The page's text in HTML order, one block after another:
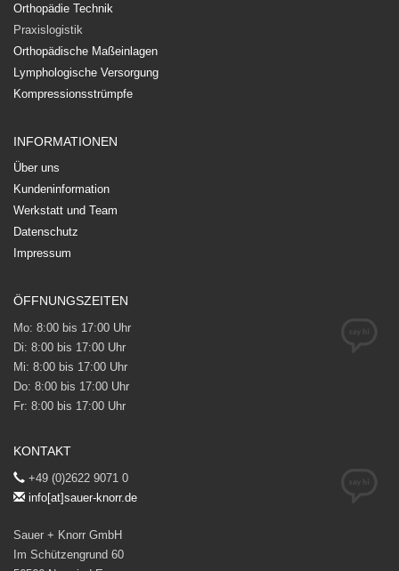
Orthopädie Technik
Praxislogistik
Orthopädische Maßeinlagen
Lymphologische Versorgung
Kompressionsstrümpfe
INFORMATIONEN
Über uns
Kundeninformation
Werkstatt und Team
Datenschutz
Impressum
ÖFFNUNGSZEITEN
Mo: 8:00 bis 17:00 Uhr
Di: 8:00 bis 17:00 Uhr
Mi: 8:00 bis 17:00 Uhr
Do: 8:00 bis 17:00 Uhr
Fr: 8:00 bis 17:00 Uhr
KONTAKT
+49 (0)2622 9071 0
info[at]sauer-knorr.de
Sauer + Knorr GmbH
Im Schützengrund 60